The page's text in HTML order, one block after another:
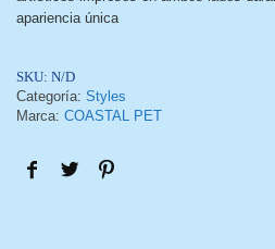
apariencia única
SKU: N/D
Categoría: Styles
Marca: COASTAL PET